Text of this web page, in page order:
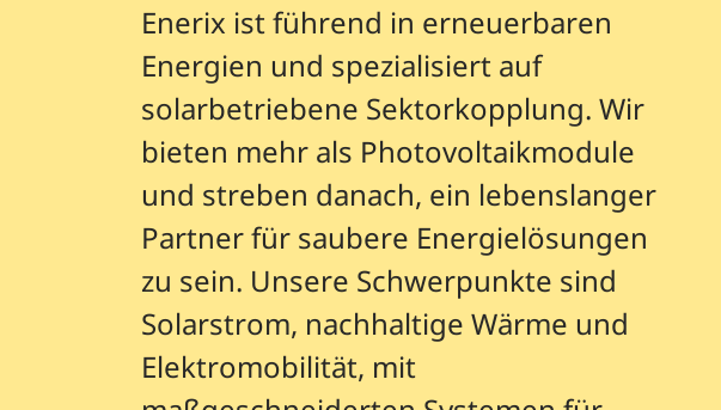
Enerix ist führend in erneuerbaren
Energien und spezialisiert auf
solarbetriebene Sektorkopplung. Wir
bieten mehr als Photovoltaikmodule
und streben danach, ein lebenslanger
Partner für saubere Energielösungen
zu sein. Unsere Schwerpunkte sind
Solarstrom, nachhaltige Wärme und
Elektromobilität, mit